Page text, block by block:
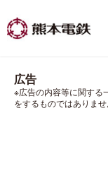
広告
※広告の内容等に関する
をするものではありませ